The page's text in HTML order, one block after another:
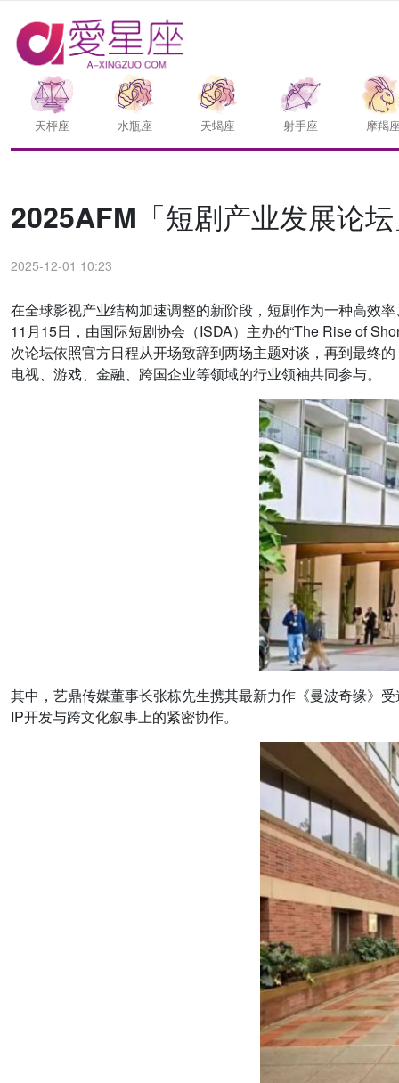
天枰座 水瓶座 天蝎座 射手座 摩羯
2025AFM「短剧产业发展论
2025-12-01 10:23
在全球影视产业结构加速调整的新阶段，短剧作为一种高效
11月15日，由国际短剧协会（ISDA）主办的“The Rise of
次论坛依照官方日程从开场致辞到两场主题对谈，再到最终
电视、游戏、金融、跨国企业等领域的行业领袖共同参与。
其中，艺鼎传媒董事长张栋先生携其最新力作《曼波奇缘》
IP开发与跨文化叙事上的紧密协作。